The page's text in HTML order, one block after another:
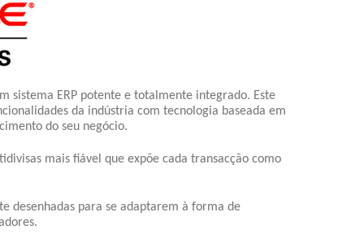
sistema ERP potente e totalmente integrado. Este
da indústria com tecnologia baseada em
do seu negócio.
mais fiável que expõe cada transacção como
desenhadas para se adaptarem à forma de